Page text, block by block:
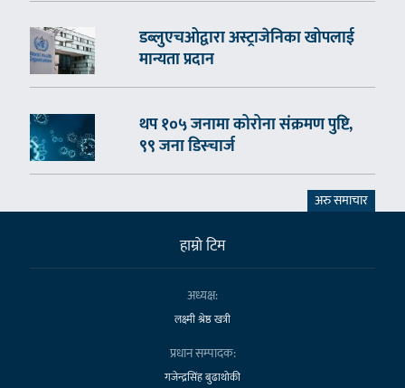
डब्लुएचओद्वारा अस्ट्राजेनिका खोपलाई
मान्यता प्रदान
थप १०५ जनामा कोरोना संक्रमण पुष्टि,
९९ जना डिस्चार्ज
अरु समाचार
हाम्राे टिम
अध्यक्ष:
लक्ष्मी श्रेष्ठ खत्री
प्रधान सम्पादक:
गजेन्द्रसिंह बुढाथोकी